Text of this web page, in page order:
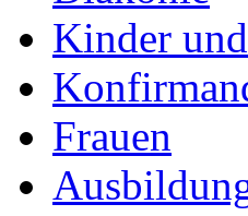
Kinder
Frauen